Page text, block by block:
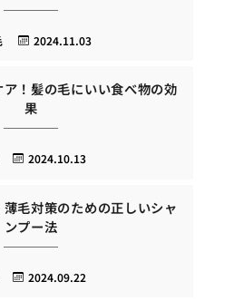
2024.11.03
！髪の毛にいい食べ物の効
果
2024.10.13
毛対策のための正しいシャ
ンプー法
2024.09.22